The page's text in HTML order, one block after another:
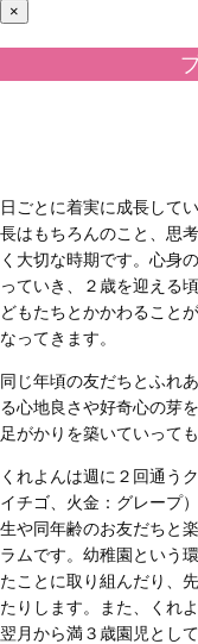
×
日ごとに着実に成長して
長はもちろんのこと、思
く大切な時期です。心身
っていき、２歳を迎える
どもたちとかかわること
なってきます。
同じ年頃の友だちとふれ
る心地良さや好奇心の芽
足がかりを築いていって
くれよんは週に２回通う
イチゴ、火金：グレープ
生や同年齢のお友だちと
ラムです。幼稚園という
たことに取り組んだり、
たりします。また、くれ
翌月から満３歳園児とし